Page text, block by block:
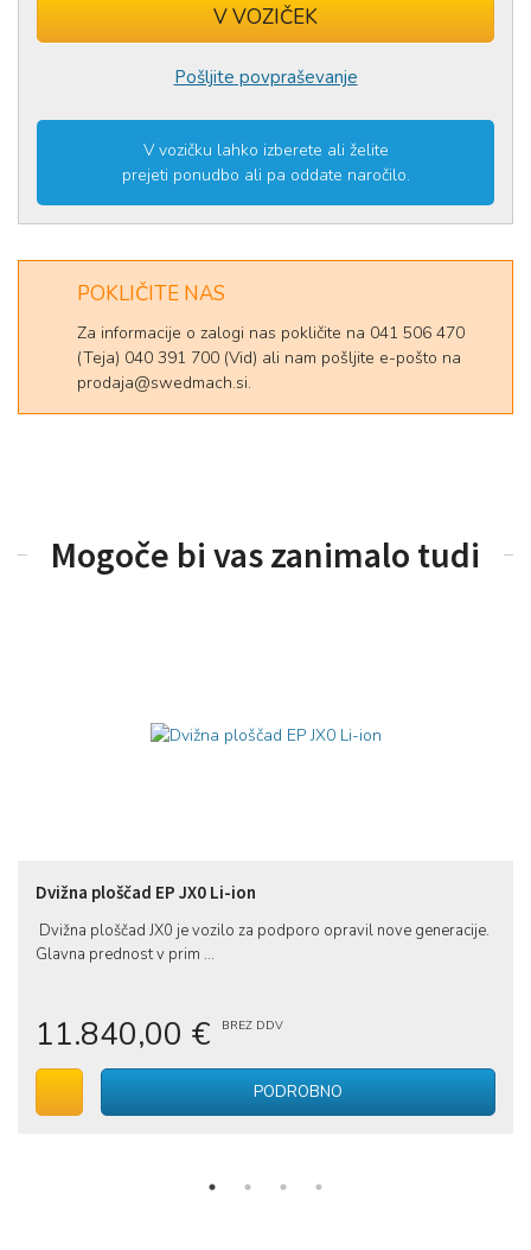
V VOZIČEK
Izdelek ste uspešno dodali v
Pošljite povpraševanje
V vozičku lahko izberete ali želite
prejeti ponudbo ali pa oddate naročilo.
POKLIČITE NAS
Za informacije o zalogi nas pokličite na 041 506 470
(Teja) 040 391 700 (Vid) ali nam pošljite e-pošto na
prodaja@swedmach.si.
Mogoče bi vas zanimalo tudi
Dvižna ploščad EP JX0 Li-ion
Dvižna ploščad JX0 je vozilo za podporo opravil nove generacije.
Glavna prednost v prim ...
11.840,00 € BREZ DDV
PODROBNO